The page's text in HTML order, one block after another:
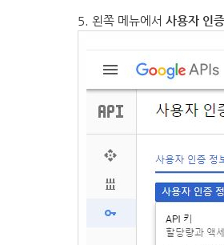
5. 왼쪽 메뉴에서 사용자 인